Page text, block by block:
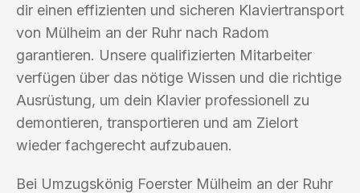
dir einen effizienten und sicheren Klaviertransport
von Mülheim an der Ruhr nach Radom
garantieren. Unsere qualifizierten Mitarbeiter
verfügen über das nötige Wissen und die richtige
Ausrüstung, um dein Klavier professionell zu
demontieren, transportieren und am Zielort
wieder fachgerecht aufzubauen.
Bei Umzugskönig Foerster Mülheim an der Ruhr